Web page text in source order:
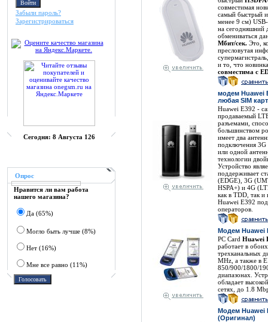
Забыли пароль?
Зарегистрироваться
Сегодня: 8 Августа 126
Опрос
Нравится ли вам работа
нашего магазина?
Да (65%)
Могло быть лучше (8%)
Нет (16%)
Мне все равно (11%)
совместимая
самый быстрый
менее 9 см)
на сегодняшний
обмениваться
Мбит/сек.Это,
пресловутая
и то, что
совместима с
модем Huawei
любая SIM
Huawei E392 -
продаваемый
разъемами,
большинством
имеет два
подключения
или одной
технологии
Устройство
поддерживает
(EDGE), 3G
HSPA+) и 4G
как в TDD, так и
Huawei E392
операторов.
Модем Huawei
PC Card Huawei
работает в
трехканальных
MHz, а также в
850/900/1800/
диапазонах.
обладает
сетях, до 1.8
Модем Huawei
(Оригинал)